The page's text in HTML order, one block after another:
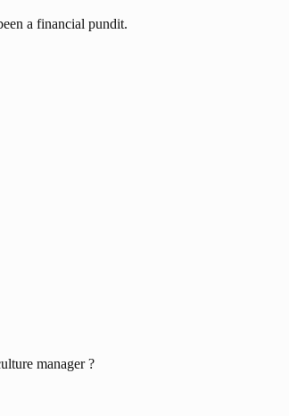
a financial pundit.
manager ?